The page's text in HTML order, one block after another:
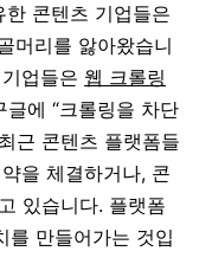
콘텐츠 기업들은
머리를 앓아왔습니
업들은 웹 크롤링
에 “크롤링을 차단
근 콘텐츠 플랫폼들
을 체결하거나, 콘
있습니다. 플랫폼
를 만들어가는 것입